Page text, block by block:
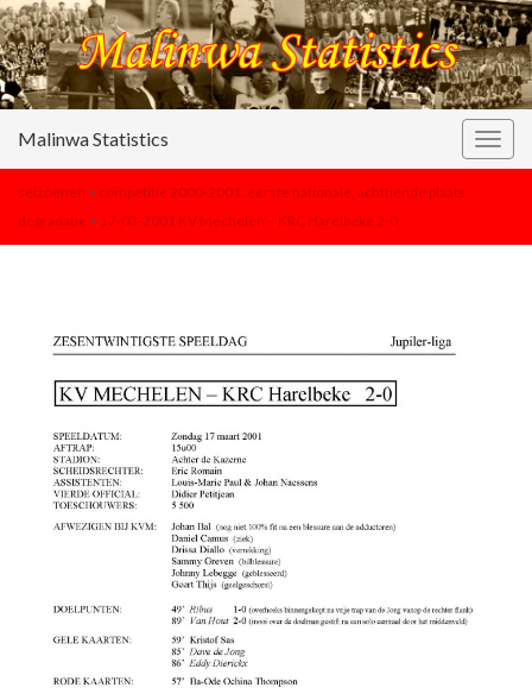
Malinwa Statistics
seizoenen > competitie 2000-2001: eerste nationale, achttiende plaats,
degradatie > 17-03-2001 KV Mechelen – KRC Harelbeke 2-0